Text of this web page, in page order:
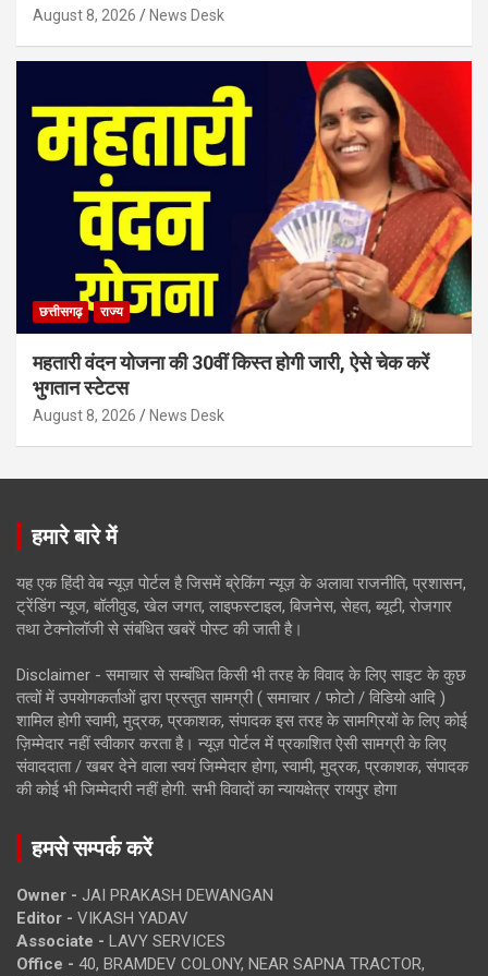
August 8, 2026 News Desk
छत्तीसगढ़ राज्य
महतारी वंदन योजना की 30वीं किस्त होगी जारी, ऐसे चेक करें
भुगतान स्टेटस
August 8, 2026 News Desk
हमारे बारे में
यह एक हिंदी वेब न्यूज़ पोर्टल है जिसमें ब्रेकिंग न्यूज़ के अलावा राजनीति, प्रशासन,
ट्रेंडिंग न्यूज, बॉलीवुड, खेल जगत, लाइफस्टाइल, बिजनेस, सेहत, ब्यूटी, रोजगार
तथा टेक्नोलॉजी से संबंधित खबरें पोस्ट की जाती है।
Disclaimer - समाचार से सम्बंधित किसी भी तरह के विवाद के लिए साइट के कुछ
तत्वों में उपयोगकर्ताओं द्वारा प्रस्तुत सामग्री ( समाचार / फोटो / विडियो आदि )
शामिल होगी स्वामी, मुद्रक, प्रकाशक, संपादक इस तरह के सामग्रियों के लिए कोई
ज़िम्मेदार नहीं स्वीकार करता है। न्यूज़ पोर्टल में प्रकाशित ऐसी सामग्री के लिए
संवाददाता / खबर देने वाला स्वयं जिम्मेदार होगा, स्वामी, मुद्रक, प्रकाशक, संपादक
की कोई भी जिम्मेदारी नहीं होगी. सभी विवादों का न्यायक्षेत्र रायपुर होगा
हमसे सम्पर्क करें
Owner - JAI PRAKASH DEWANGAN
Editor - VIKASH YADAV
Associate - LAVY SERVICES
Office - 40, BRAMDEV COLONY, NEAR SAPNA TRACTOR,